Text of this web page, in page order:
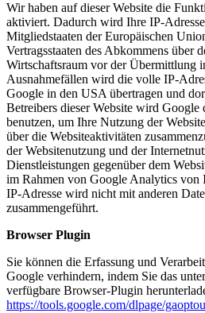
Wir haben auf dieser Website die
aktiviert. Dadurch wird Ihre IP-
Mitgliedstaaten der Europäischen
Vertragsstaaten des Abkommens über
Wirtschaftsraum vor der Übermittlung
Ausnahmefällen wird die volle IP-
Google in den USA übertragen und
Betreibers dieser Website wird Google
benutzen, um Ihre Nutzung der
über die Websiteaktivitäten
der Websitenutzung und der
Dienstleistungen gegenüber dem
im Rahmen von Google Analytics von
IP-Adresse wird nicht mit anderen
zusammengeführt.
Browser Plugin
Sie können die Erfassung und
Google verhindern, indem Sie das
verfügbare Browser-Plugin
https://tools.google.com/dlpage/